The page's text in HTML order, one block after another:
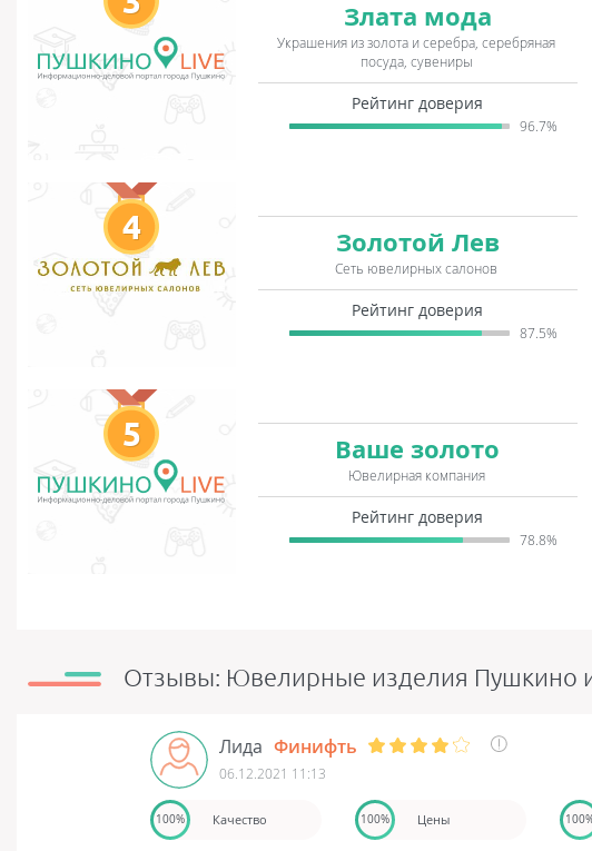
Злата мода
Украшения из золота и серебра, серебряная
посуда, сувениры
Рейтинг доверия
96.7%
4 Золотой Лев
Сеть ювелирных салонов
Рейтинг доверия
87.5%
5 Ваше золото
Ювелирная компания
Рейтинг доверия
78.8%
Отзывы: Ювелирные изделия Пушкино
Лида Финифть
06.12.2021 11:13
100% Качество 100% Цены